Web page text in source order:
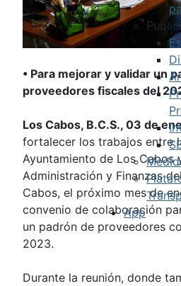
App
• Para mejorar y validar un
proveedores fiscales del
Los Cabos, B.C.S., 03 de
fortalecer los trabajos entre
Ayuntamiento de Los Cabos
Administración y Finanzas
Cabos, el próximo mes de
convenio de colaboración
un padrón de proveedores
2023.
Durante la reunión, donde